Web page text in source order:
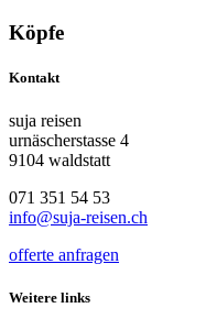
Köpfe
Kontakt
suja reisen
urnäscherstasse 4
9104 waldstatt
071 351 54 53
info@suja-reisen.ch
offerte anfragen
Weitere links